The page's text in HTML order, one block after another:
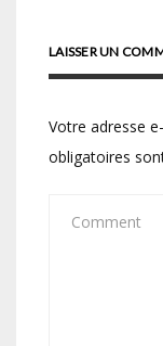
LAISSER UN
Votre adresse
obligatoires